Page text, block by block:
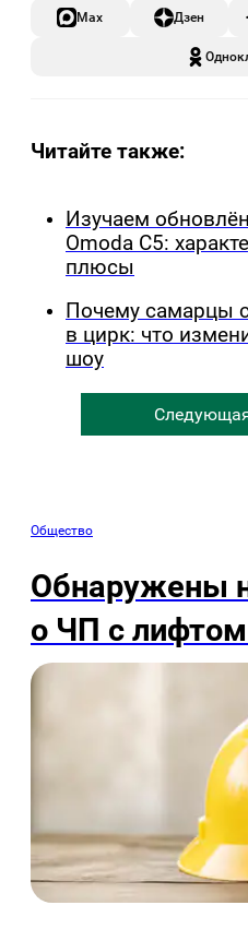
Max Дзен
Читайте также:
Изучаем
Omoda C5:
плюсы
Почему самарцы
в цирк: что
шоу
Общество
Обнаружены
о ЧП с